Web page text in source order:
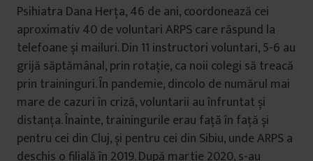
Psihiatra Dana Herța, 46 de ani, coordonează cei
aproximativ 40 de voluntari ARPS care răspund la
telefoane și mailuri. Din 11 instructori voluntari, 5-6 au
grijă săptămânal, prin rotație, ca noii colegi să treacă
prin traininguri. În pandemie, dincolo de numărul mai
mare de cazuri în criză, voluntarii au înfruntat și
distanța. Înainte, trainingurile erau față în față și
pentru cei din Cluj, și pentru cei din Sibiu, unde ARPS a
deschis o filială în 2019. După martie 2020, s-au